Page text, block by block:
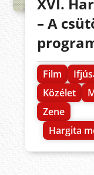
– A
Film
Közélet
Zene
Hargita